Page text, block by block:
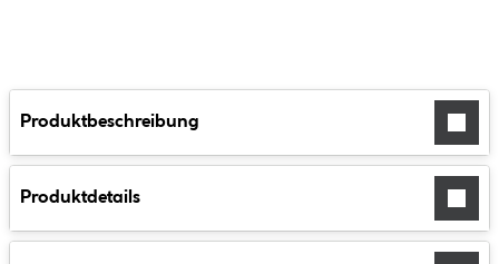
Produktbeschreibung
Produktdetails